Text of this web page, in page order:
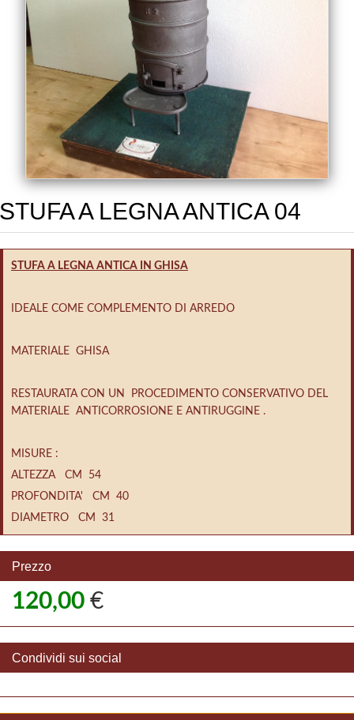
STUFA A LEGNA ANTICA 04
STUFA A LEGNA ANTICA IN GHISA
IDEALE COME COMPLEMENTO DI ARREDO
MATERIALE GHISA
RESTAURATA CON UN PROCEDIMENTO CONSERVATIVO DEL
MATERIALE ANTICORROSIONE E ANTIRUGGINE .
MISURE :
ALTEZZA CM 54
PROFONDITA' CM 40
DIAMETRO CM 31
Prezzo
120,00 €
Condividi sui social